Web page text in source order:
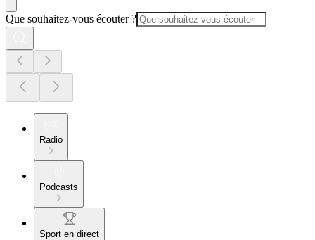
Que souhaitez-vous écouter ?
Radio
Podcasts
Sport en direct